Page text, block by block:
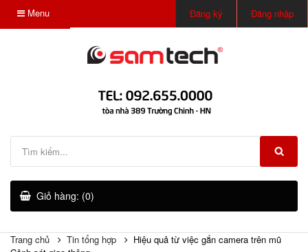
Menu Đăng ký Đăng nhập
Giỏ hàng: (0)
Trang chủ Tin tổng hợp
Hiệu quả từ việc gắn camera trên mũ